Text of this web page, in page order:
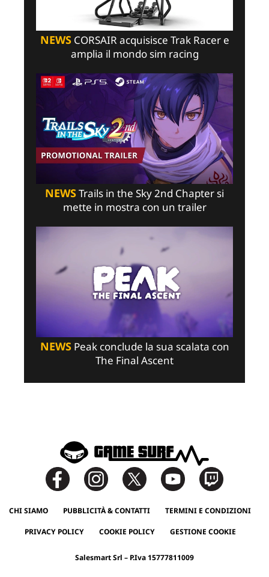
NEWSCORSAIR acquisisce Trak Racer e
amplia il mondo sim racing
NEWSTrails in the Sky 2nd Chapter si
mette in mostra con un trailer
NEWSPeak conclude la sua scalata con
The Final Ascent
CHI SIAMO PUBBLICITÀ & CONTATTI TERMINI E CONDIZIONI
PRIVACY POLICY COOKIE POLICY GESTIONE COOKIE
Salesmart Srl – P.Iva 15777811009